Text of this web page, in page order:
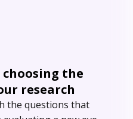
the
research
the questions that